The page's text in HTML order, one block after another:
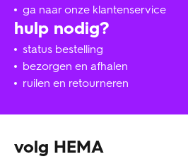
hulp nodig?
status bestelling
bezorgen en afhalen
ruilen en retourneren
ga naar onze klantenservice
volg HEMA